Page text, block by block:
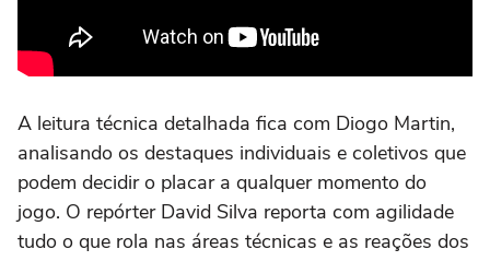
A leitura técnica detalhada fica com Diogo Martin,
analisando os destaques individuais e coletivos que
podem decidir o placar a qualquer momento do
jogo. O repórter David Silva reporta com agilidade
tudo o que rola nas áreas técnicas e as reações dos